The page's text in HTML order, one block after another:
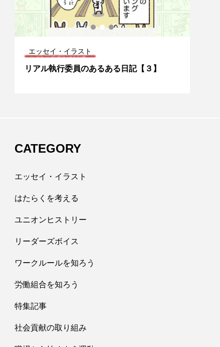
エッセイ・イラスト
リアル執行委員のあるある日記【３】
CATEGORY
エッセイ・イラスト
はたらくを考える
ユニオンヒストリー
リーダーズボイス
ワークルールを知ろう
労働組合を知ろう
特集記事
社会貢献の取り組み